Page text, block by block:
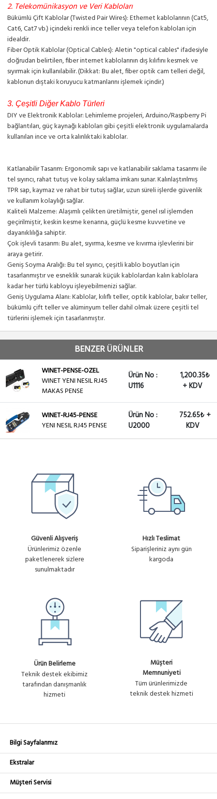
2. Telekomünikasyon ve Veri Kabloları
Bükümlü Çift Kablolar (Twisted Pair Wires): Ethernet kablolarının (Cat5,
Cat6, Cat7 vb.) içindeki renkli ince teller veya telefon kabloları için
idealdir.
Fiber Optik Kablolar (Optical Cables): Aletin "optical cables" ifadesiyle
doğrudan belirtilen, fiber internet kablolarının dış kılıfını kesmek ve
sıyırmak için kullanılabilir. (Dikkat: Bu alet, fiber optik cam telleri değil,
kablonun dıştaki koruyucu katmanlarını işlemek içindir.)
3. Çeşitli Diğer Kablo Türleri
DIY ve Elektronik Kablolar: Lehimleme projeleri, Arduino/Raspberry Pi
bağlantıları, güç kaynağı kabloları gibi çeşitli elektronik uygulamalarda
kullanılan ince ve orta kalınlıktaki kablolar.
Katlanabilir Tasarım: Ergonomik sapı ve katlanabilir saklama tasarımı ile
tel sıyırıcı, rahat tutuş ve kolay saklama imkanı sunar. Kalınlaştırılmış
TPR sap, kaymaz ve rahat bir tutuş sağlar, uzun süreli işlerde güvenlik
ve kullanım kolaylığı sağlar.
Kaliteli Malzeme: Alaşımlı çelikten üretilmiştir, genel ısıl işlemden
geçirilmiştir, keskin kesme kenarına, güçlü kesme kuvvetine ve
dayanıklılığa sahiptir.
Çok işlevli tasarım: Bu alet, sıyırma, kesme ve kıvırma işlevlerini bir
araya getirir.
Geniş Soyma Aralığı: Bu tel sıyırıcı, çeşitli kablo boyutları için
tasarlanmıştır ve esneklik sunarak küçük kablolardan kalın kablolara
kadar her türlü kabloyu işleyebilmenizi sağlar.
Geniş Uygulama Alanı: Kablolar, kılıflı teller, optik kablolar, bakır teller,
bükümlü çift teller ve alüminyum teller dahil olmak üzere çeşitli tel
türlerini işlemek için tasarlanmıştır.
BENZER ÜRÜNLER
WINET-PENSE-OZEL
WINET YENI NESIL RJ45
MAKAS PENSE
Ürün No :
U1116
1,200.35₺
+ KDV
WINET-RJ45-PENSE
YENI NESIL RJ45 PENSE
Ürün No :
U2000
752.65₺ +
KDV
Güvenli Alışveriş
Ürünlerimiz özenle
paketlenerek sizlere
sunulmaktadır
Hızlı Teslimat
Siparişleriniz aynı gün
kargoda
Ürün Belirleme
Teknik destek ekibimiz
tarafından danışmanlık
hizmeti
Müşteri
Memnuniyeti
Tüm ürünlerimizde
teknik destek hizmeti
Bilgi Sayfalarımız
Ekstralar
Müşteri Servisi